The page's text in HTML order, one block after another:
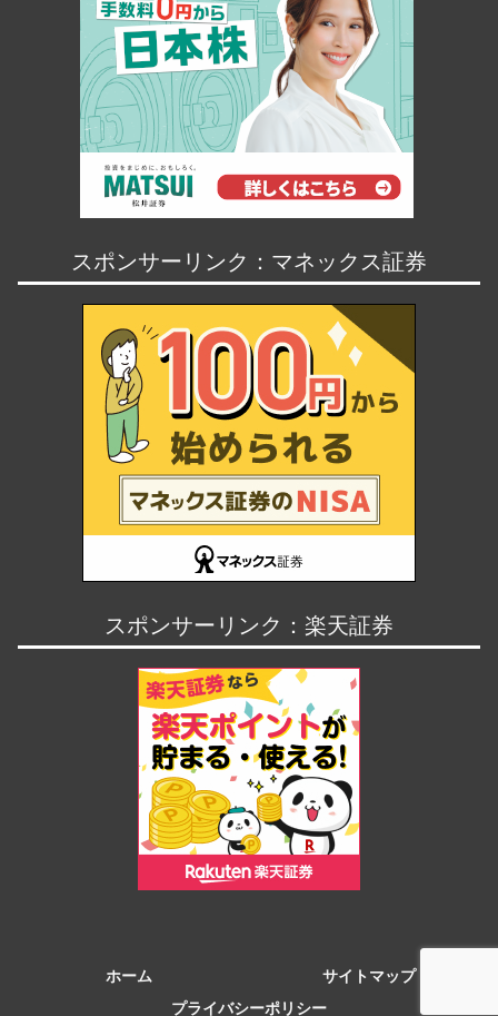
スポンサーリンク：マネックス証券
スポンサーリンク：楽天証券
ホーム
サイトマップ
プライバシーポリシー